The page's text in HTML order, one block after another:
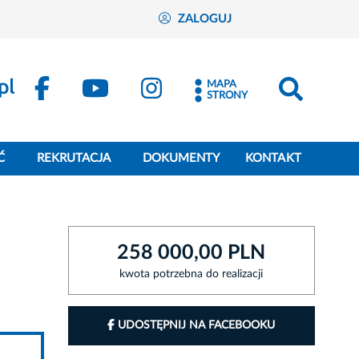
ZALOGUJ
MAPA
STRONY
REKRUTACJA DOKUMENTY KONTAKT
258 000,00 PLN
kwota potrzebna do realizacji
UDOSTĘPNIJ NA FACEBOOKU